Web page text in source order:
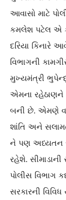
આવાસો માટે
કમલેશ પટેલ એ
દરિયા કિનારે
વિભાગની
મુખ્યમંત્રી
એમના
બની છે. એમણે
શાંતિ અને
ને પણ અધ્યતન
રહેશે.
પોલીસ વિભાગ
સરકારની